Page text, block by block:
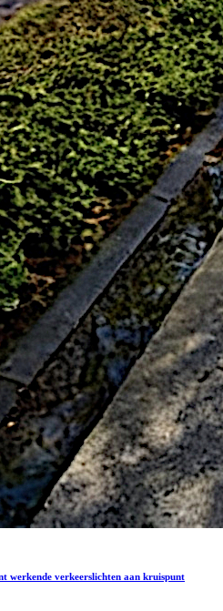
werkende verkeerslichten aan kruispunt